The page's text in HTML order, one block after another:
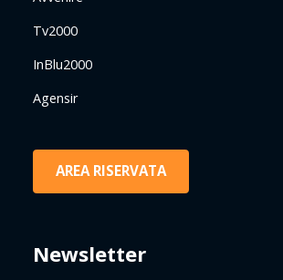
Tv2000
InBlu2000
Agensir
AREA RISERVATA
Newsletter